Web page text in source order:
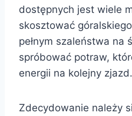
dostępnych jest wiele
skosztować
pełnym szaleństwa na
spróbować potraw,
energii na kolejny zjazd.
Zdecydowanie należy